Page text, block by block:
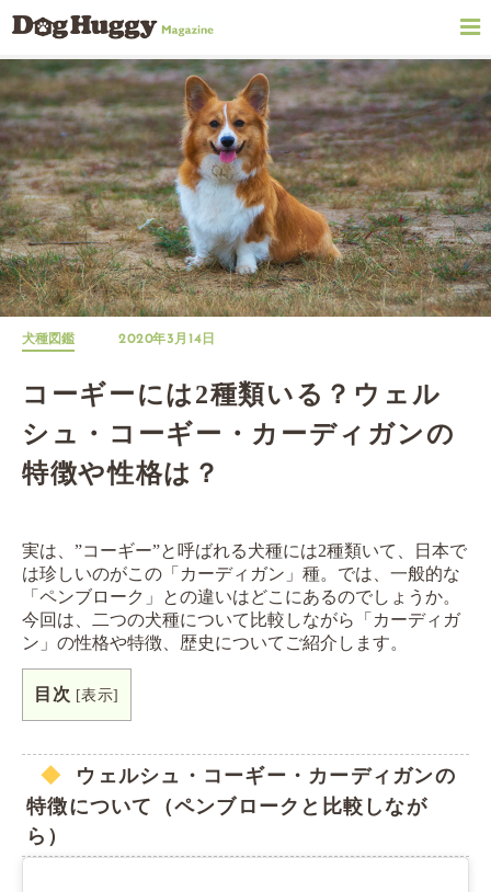
犬種図鑑 2020年3月14日
コーギーには2種類いる？ウェル
シュ・コーギー・カーディガンの
特徴や性格は？
実は、”コーギー”と呼ばれる犬種には2種類いて、日本で
は珍しいのがこの「カーディガン」種。では、一般的な
「ペンブローク」との違いはどこにあるのでしょうか。
今回は、二つの犬種について比較しながら「カーディガ
ン」の性格や特徴、歴史についてご紹介します。
目次 [表示]
ウェルシュ・コーギー・カーディガンの
特徴について（ペンブロークと比較しなが
ら）